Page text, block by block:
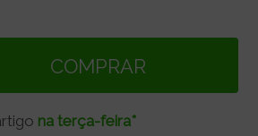
na terça-feira*